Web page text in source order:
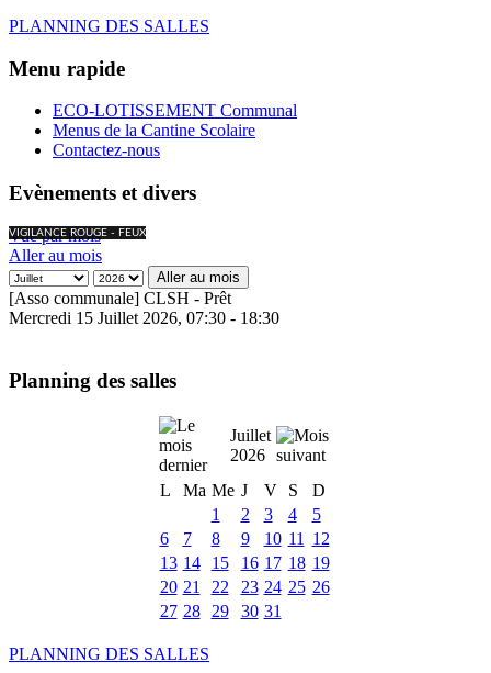
PLANNING DES SALLES
Menu rapide
ECO-LOTISSEMENT Communal
Menus de la Cantine Scolaire
Contactez-nous
Evènements et divers
VIGILANCE ROUGE - FEUX
Vue par mois
Aller au mois
Aller au mois
[Asso communale] CLSH - Prêt
Mercredi 15 Juillet 2026, 07:30 - 18:30
Planning des salles
Juillet
2026
L
Ma Me J V S
D
1
2 3 4
5
6
7 8 9 10 11
12
13 14 15 16 17 18 19
20 21 22 23 24 25 26
27 28 29 30 31
PLANNING DES SALLES